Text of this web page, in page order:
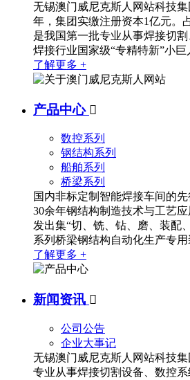
无锡澳门威尼克斯人网站科技
年，集团实缴注册资本1亿元。
是我国第一批专业从事焊接切
焊接行业国家级“专精特新”小巨
了解更多 +
产品中心 
数控系列
钢结构系列
船舶系列
桥梁系列
国内非标定制智能焊接车间的
30余年钢结构制造技术与工艺
发出集“切、铣、钻、磨、装配
系列桥梁钢结构自动化生产专用
了解更多 +
新闻资讯 
公司公告
企业大事记
无锡澳门威尼克斯人网站科技集
专业从事焊接切割设备、数控